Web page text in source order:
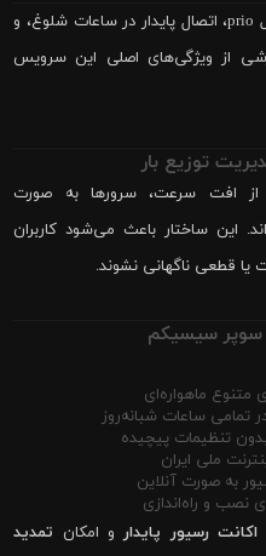
بازگشایی سریع کانال‌ها بدون نیاز به فایل prio، اتصال پایدار در ساعات شلوغ، و
از ویژگی‌های اصلی این سرویس
توزیع بار
افت سرعت، سرورها به صورت
این ساختار باعث می‌شود کاربران
یا قطعی ناگهانی نشوند.
سوپر سیسیکم
متنوع ماهواره‌ای
تمامی ساعات شبانه‌روز
تنظیمات پیچیده
ملی ایران
به صورت آنلاین
نصب و راه‌اندازی
اکانت رسیور پایدارو امکان تمدید